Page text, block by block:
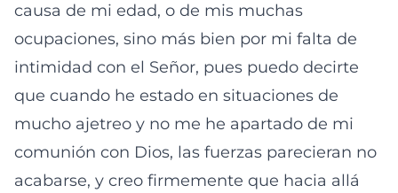
causa de mi edad, o de mis muchas
ocupaciones, sino más bien por mi falta de
intimidad con el Señor, pues puedo decirte
que cuando he estado en situaciones de
mucho ajetreo y no me he apartado de mi
comunión con Dios, las fuerzas parecieran no
acabarse, y creo firmemente que hacia allá